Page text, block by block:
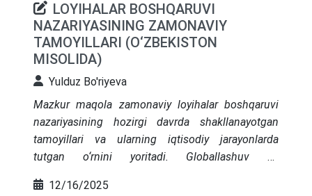
amalga oshirilgan va tizimli tavsiyalar ishlab
chiqilgan
LOYIHALAR BOSHQARUVI
NAZARIYASINING ZAMONAVIY
TAMOYILLARI (O‘ZBEKISTON
MISOLIDA)
Yulduz Bo'riyeva
Mazkur maqola zamonaviy loyihalar boshqaruvi
nazariyasining hozirgi davrda shakllanayotgan
tamoyillari va ularning iqtisodiy jarayonlarda
tutgan o‘rnini yoritadi. Globallashuv va
samarali boshqarish davlat va xususiy sektor
12/16/2025